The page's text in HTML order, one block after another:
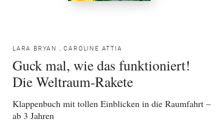
LARA BRYAN ,CAROLINE ATTIA
Guck mal, wie das funktioniert!
Die Weltraum-Rakete
Klappenbuch mit tollen Einblicken in die Raumfahrt –
ab 3 Jahren